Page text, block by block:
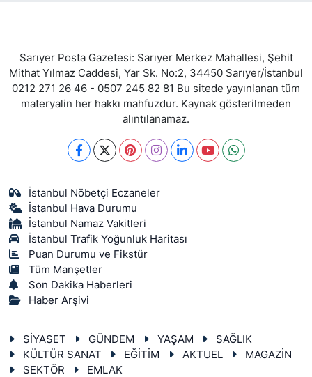
Sarıyer Posta Gazetesi: Sarıyer Merkez Mahallesi, Şehit
Mithat Yılmaz Caddesi, Yar Sk. No:2, 34450 Sarıyer/İstanbul
0212 271 26 46 - 0507 245 82 81 Bu sitede yayınlanan tüm
materyalin her hakkı mahfuzdur. Kaynak gösterilmeden
alıntılanamaz.
İstanbul Nöbetçi Eczaneler
İstanbul Hava Durumu
İstanbul Namaz Vakitleri
İstanbul Trafik Yoğunluk Haritası
Puan Durumu ve Fikstür
Tüm Manşetler
Son Dakika Haberleri
Haber Arşivi
SİYASET GÜNDEM YAŞAM
SAĞLIK
KÜLTÜR SANAT
EĞİTİM AKTUEL
MAGAZİN
SEKTÖR
EMLAK